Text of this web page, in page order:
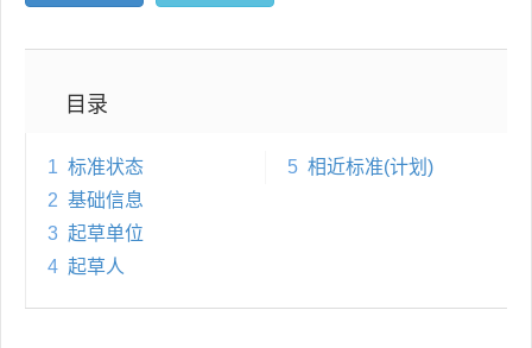
目录
1 标准状态
2 基础信息
3 起草单位
4 起草人
5 相近标准(计划)